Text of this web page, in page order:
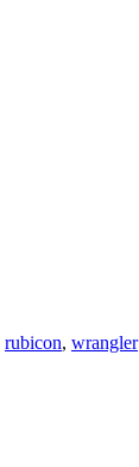
rubicon, wrangler